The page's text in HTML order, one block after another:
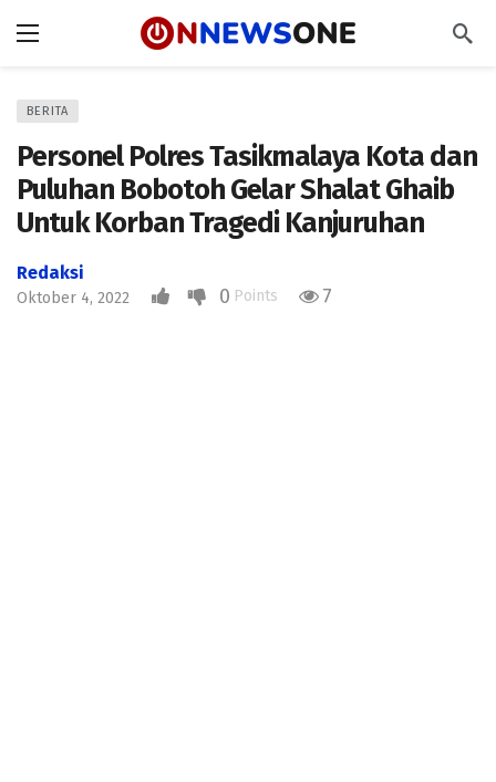
BERITA
Personel Polres Tasikmalaya Kota dan
Puluhan Bobotoh Gelar Shalat Ghaib
Untuk Korban Tragedi Kanjuruhan
Redaksi
Oktober 4, 2022 0 Points 7